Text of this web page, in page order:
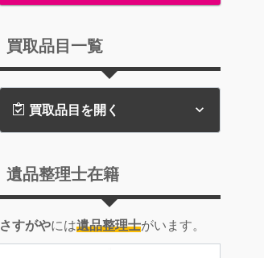
買取品目一覧
買取品目を開く
遺品整理士在籍
さすがやには遺品整理士がいます。